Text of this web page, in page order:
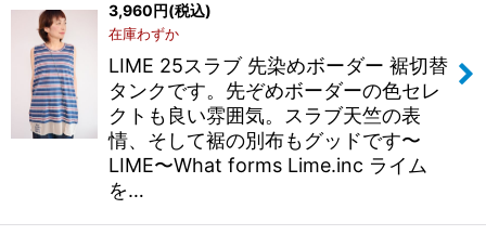
3,960円(税込)
在庫わずか
LIME 25スラブ 先染めボーダー 裾切替
タンクです。先ぞめボーダーの色セレ
クトも良い雰囲気。スラブ天竺の表
情、そして裾の別布もグッドです〜
LIME〜What forms Lime.inc ライム
を…